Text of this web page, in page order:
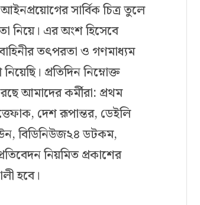
সার্বিক চিত্র তুলে
নিয়ে। এর অংশ হিসেবে
তৎপরতা ও গণমাধ্যম
প্রতিদিন নিম্নোক্ত
আমাদের কর্মীরা: প্রথম
দেশ রূপান্তর, ডেইলি
বিডিনিউজ২৪ ডটকম,
নিয়মিত প্রকাশের
হবে।